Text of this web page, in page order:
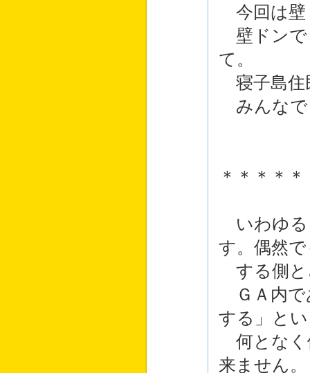
今回は壁
壁ドンで
て。
寝子島住
みんなで
＊＊＊＊＊
いわゆる
す。偶然
する側と
ＧＡ内で
する」と
何となく
来ません。